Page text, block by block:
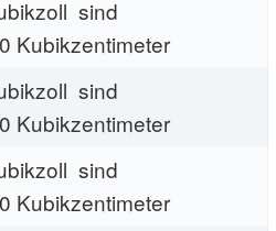
sind
Kubikzentimeter
sind
Kubikzentimeter
sind
Kubikzentimeter